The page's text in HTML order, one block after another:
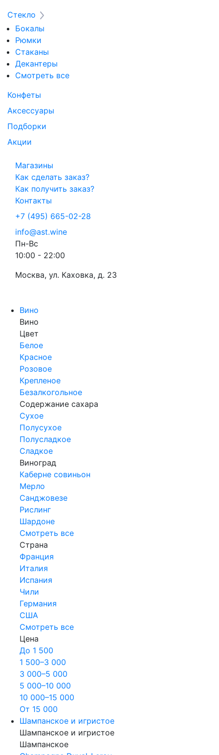
Стекло
Бокалы
Рюмки
Стаканы
Декантеры
Смотреть все
Конфеты
Аксессуары
Подборки
Акции
Магазины
Как сделать заказ?
Как получить заказ?
Контакты
+7 (495) 665-02-28
info@ast.wine
Пн-Вс
10:00 - 22:00
Москва, ул. Каховка, д. 23
Вино
Вино
Цвет
Белое
Красное
Розовое
Крепленое
Безалкогольное
Содержание сахара
Сухое
Полусухое
Полусладкое
Сладкое
Виноград
Каберне совиньон
Мерло
Санджовезе
Рислинг
Шардоне
Смотреть все
Страна
Франция
Италия
Испания
Чили
Германия
США
Смотреть все
Цена
До 1 500
1 500–3 000
3 000–5 000
5 000–10 000
10 000–15 000
От 15 000
Шампанское и игристое
Шампанское и игристое
Шампанское